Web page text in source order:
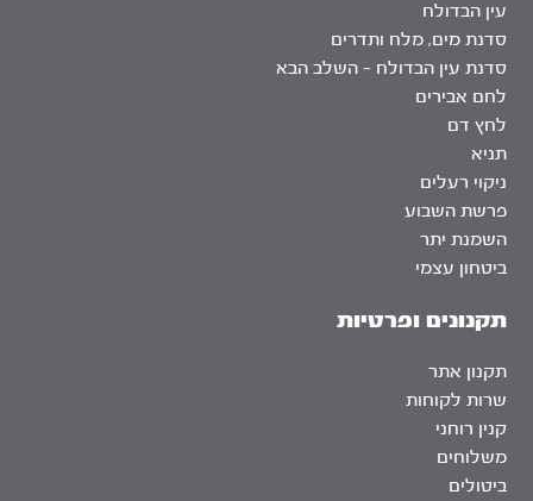
עין הבדולח
סדנת מים, מלח ותדרים
סדנת עין הבדולח – השלב הבא
לחם אבירים
לחץ דם
תניא
ניקוי רעלים
פרשת השבוע
השמנת יתר
ביטחון עצמי
תקנונים ופרטיות
תקנון אתר
שרות לקוחות
קנין רוחני
משלוחים
ביטולים